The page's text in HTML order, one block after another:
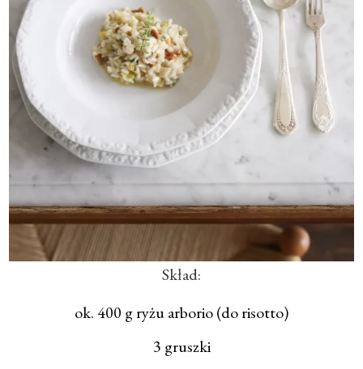
Skład:
ok. 400 g ryżu arborio (do risotto)
3 gruszki